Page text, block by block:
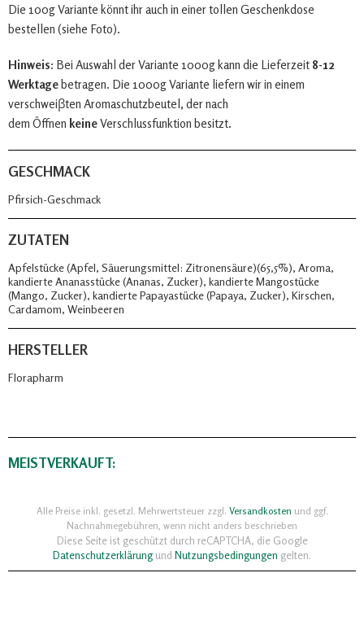
Die 100g Variante könnt ihr auch in einer tollen Geschenkdose
bestellen (siehe Foto).
Hinweis: Bei Auswahl der Variante 1000g kann die Lieferzeit 8-12
Werktagebetragen. Die 1000g Variante liefern wir in einem
verschweiβten Aromaschutzbeutel, der nach
dem Öffnen keineVerschlussfunktion besitzt.
GESCHMACK
Pfirsich-Geschmack
ZUTATEN
Apfelstücke (Apfel, Säuerungsmittel: Zitronensäure)(65,5%), Aroma,
kandierte Ananasstücke (Ananas, Zucker), kandierte Mangostücke
(Mango, Zucker), kandierte Papayastücke (Papaya, Zucker), Kirschen,
Cardamom, Weinbeeren
HERSTELLER
Florapharm
MEISTVERKAUFT:
Alle Preise inkl. gesetzl. Mehrwertsteuer zzgl. Versandkosten und ggf.
Nachnahmegebühren, wenn nicht anders beschrieben
Diese Seite ist geschützt durch reCAPTCHA, die Google
Datenschutzerklärungund Nutzungsbedingungen gelten.